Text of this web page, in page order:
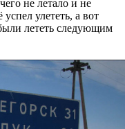
не летало и не
улететь, а вот
лететь следующим